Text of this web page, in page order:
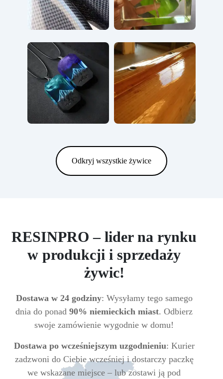
Odkryj wszystkie żywice
RESINPRO – lider na rynku
w produkcji i sprzedaży
żywic!
Dostawa w 24 godziny: Wysyłamy tego samego
dnia do ponad 90% niemieckich miast. Odbierz
swoje zamówienie wygodnie w domu!
Dostawa po wcześniejszym uzgodnieniu: Kurier
zadzwoni do Ciebie wcześniej i dostarczy paczkę
we wskazane miejsce – lub zostawi ją pod